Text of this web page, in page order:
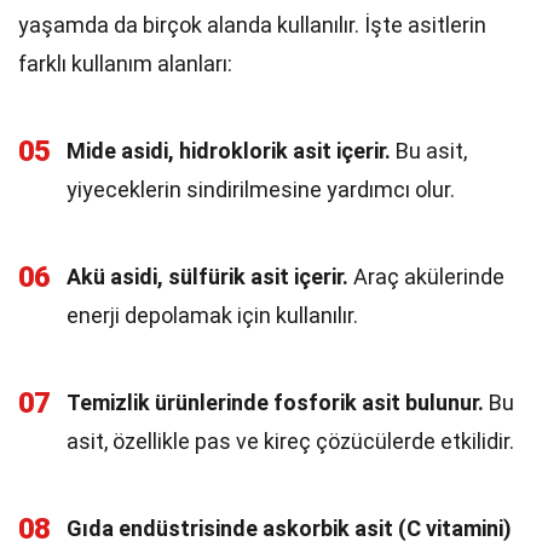
yaşamda da birçok alanda kullanılır. İşte asitlerin
farklı kullanım alanları:
05 Mide asidi, hidroklorik asit içerir. Bu asit,
yiyeceklerin sindirilmesine yardımcı olur.
06 Akü asidi, sülfürik asit içerir. Araç akülerinde
enerji depolamak için kullanılır.
07 Temizlik ürünlerinde fosforik asit bulunur. Bu
asit, özellikle pas ve kireç çözücülerde etkilidir.
08
Gıda endüstrisinde askorbik asit (C vitamini)